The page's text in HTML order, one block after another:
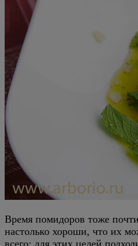
Время помидоров тоже
настолько хороши, что их
всего: для этих целей